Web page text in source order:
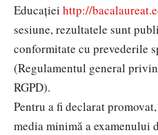
Educaţiei http://
sesiune, rezultatele sunt
conformitate cu prevederile
(Regulamentul general
RGPD).
Pentru a fi declarat
media minimă a examenului